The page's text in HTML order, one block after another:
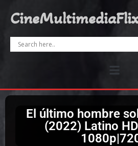
El último hombre
(2022) Latino